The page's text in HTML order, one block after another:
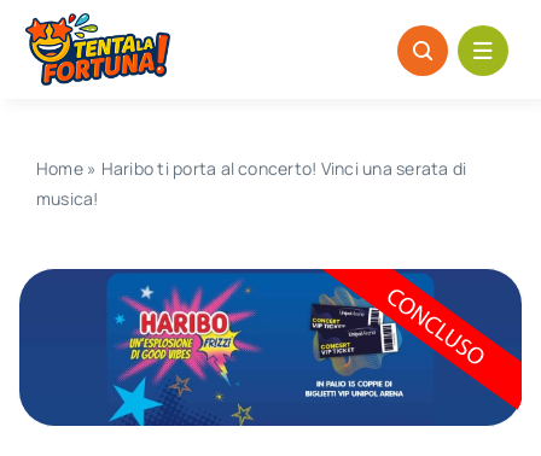
Salta
contenuto
Home» Haribo ti porta al concerto! Vinci una serata di
musica!